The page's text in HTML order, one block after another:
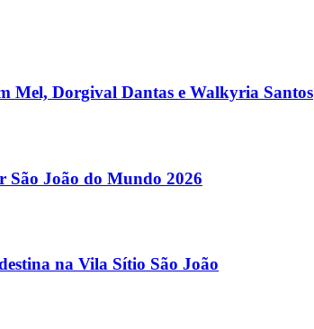
Mel, Dorgival Dantas e Walkyria Santos
São João do Mundo 2026
na Vila Sítio São João